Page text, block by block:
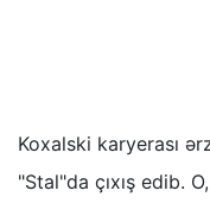
Koxalski karyerası
"Stal"da çıxış edib.